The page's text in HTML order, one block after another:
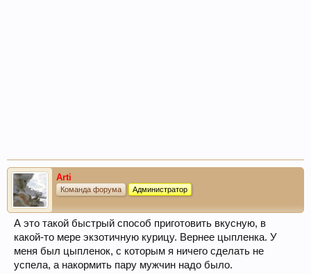
Arti
Команда форума Администратор
А это такой быстрый способ приготовить вкусную, в
какой-то мере экзотичную курицу. Вернее цыпленка. У
меня был цыпленок, с которым я ничего сделать не
успела, а накормить пару мужчин надо было.